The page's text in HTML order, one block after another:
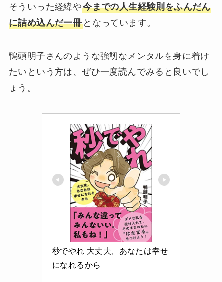
そういった経緯や今までの人生経験則をふんだん
に詰め込んだ一冊 となっています。
鴨頭明子さんのような強靭なメンタルを身に着け
たいという方は、ぜひ一度読んでみると良いでし
ょう。
秒でやれ 大丈夫、あなたは幸せ
になれるから